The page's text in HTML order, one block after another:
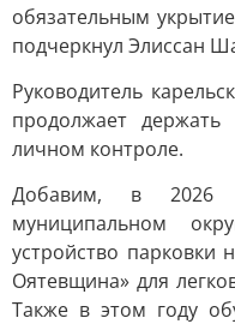
обязательным
подчеркнул Элиссан
Руководитель
продолжает
личном контроле.
Добавим, в 2026
муниципальном
устройство парковки
Оятевщина» для
Также в этом году